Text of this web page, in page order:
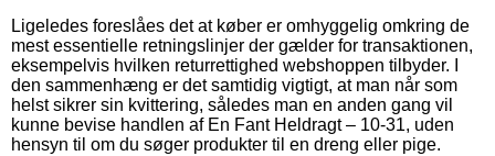
Ligeledes foreslåes det at køber er omhyggelig omkring de
mest essentielle retningslinjer der gælder for transaktionen,
eksempelvis hvilken returrettighed webshoppen tilbyder. I
den sammenhæng er det samtidig vigtigt, at man når som
helst sikrer sin kvittering, således man en anden gang vil
kunne bevise handlen af En Fant Heldragt – 10-31, uden
hensyn til om du søger produkter til en dreng eller pige.